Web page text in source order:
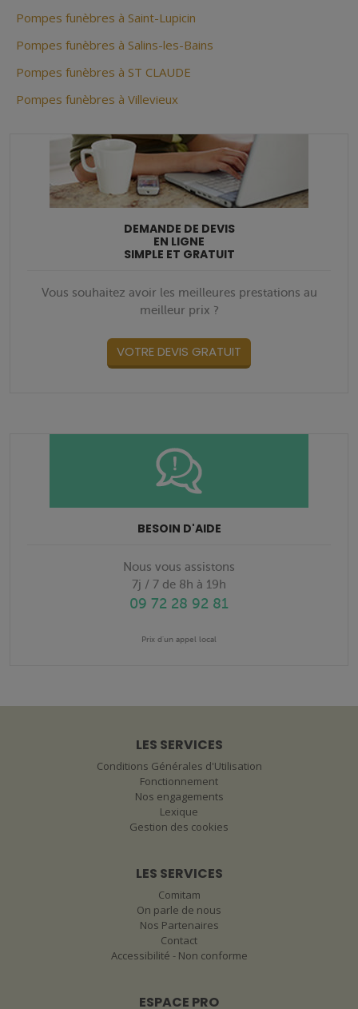
Pompes funèbres à Saint-Lupicin
Pompes funèbres à Salins-les-Bains
Pompes funèbres à ST CLAUDE
Pompes funèbres à Villevieux
DEMANDE DE DEVIS
EN LIGNE
SIMPLE ET GRATUIT
Vous souhaitez avoir les meilleures prestations au
meilleur prix ?
VOTRE DEVIS GRATUIT
BESOIN D'AIDE
Nous vous assistons
7j / 7 de 8h à 19h
09 72 28 92 81
Prix d'un appel local
LES SERVICES
Conditions Générales d'Utilisation
Fonctionnement
Nos engagements
Lexique
Gestion des cookies
LES SERVICES
Comitam
On parle de nous
Nos Partenaires
Contact
Accessibilité - Non conforme
ESPACE PRO